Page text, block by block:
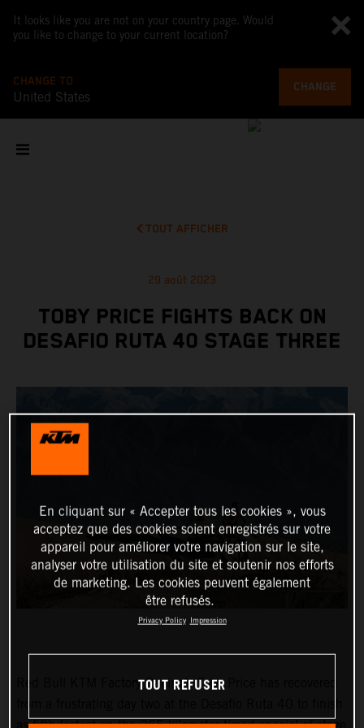
It looks like you are not on your country page. Would
you like to change to your current location?
CHANGE TO
United States
CHANGE
TOUT AFFICHER
29 août 2023
TOBY PRICE FIGHTS BACK ON
DESAFIO RUTA 40 STAGE THREE
Red Bull KTM Factory Racing’s Toby Price has recovered
En cliquant sur « Accepter tous les cookies », vous
acceptez que des cookies soient enregistrés sur votre
appareil pour améliorer votre navigation sur le site,
analyser votre utilisation du site et soutenir nos efforts
de marketing. Les cookies peuvent également
être refusés.
Privacy Policy Impression
TOUT REFUSER